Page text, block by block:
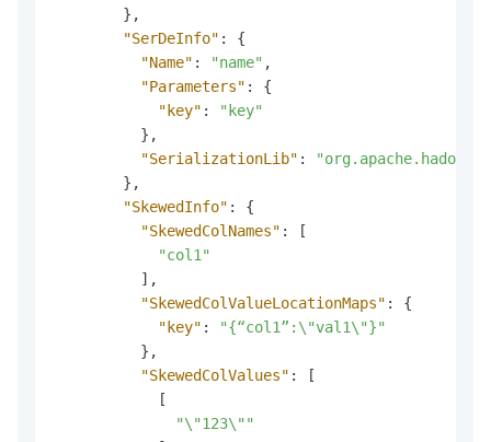
} ,
"SerDeInfo" :
{
"Name" : "name" ,
"Parameters" :
{
"key" :
"key"
} ,
"SerializationLib" :
} ,
"SkewedInfo" :
{
"SkewedColNames" :
[
"col1"
] ,
"SkewedColValueLocationMaps" :
{
"key" :
"{“col1”:\"val1\"}"
} ,
"SkewedColValues" :
[
[
"\"123\""